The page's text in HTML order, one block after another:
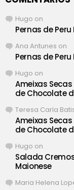
Hugo on
Pernas de
Ana Antunes on
Pernas de
Hugo on
Ameixas
de Chocolate
Teresa Carla
Ameixas
de Chocolate
Hugo on
Salada
Maionese
Maria Helena